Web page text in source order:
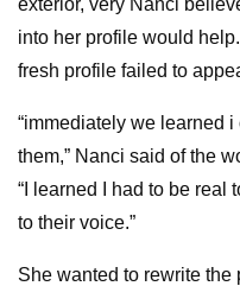
exterior, very Nanci
into her profile would
fresh profile failed to
“immediately we learned
them,” Nanci said of the
“I learned I had to be real
to their voice.”
She wanted to rewrite